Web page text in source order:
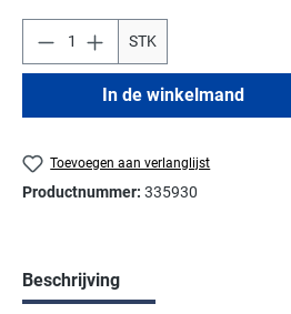
STK
In de winkelmand
Toevoegen aan verlanglijst
Productnummer: 335930
Beschrijving